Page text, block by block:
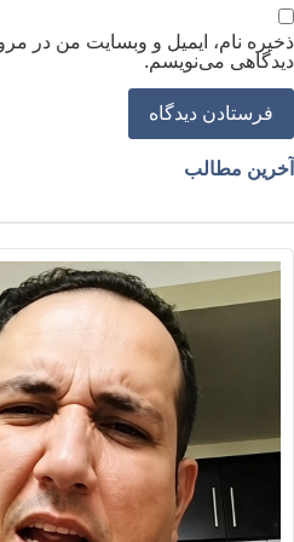
نام، ایمیل و وبسایت من در
می‌نویسم.
مطالب